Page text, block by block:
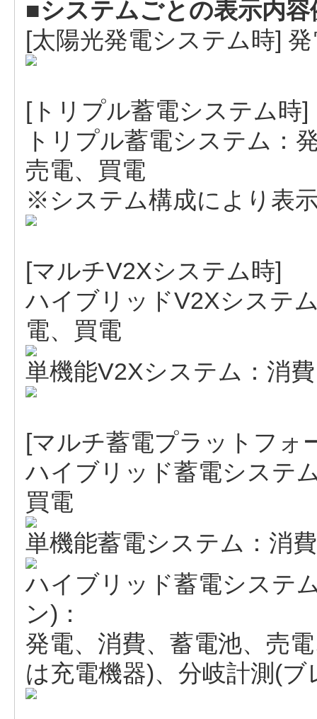
■システムごとの表示内容
[太陽光発電システム時]
[トリプル蓄電システム時]
トリプル蓄電システム：
売電、買電
※システム構成により表
[マルチV2Xシステム時]
ハイブリッドV2Xシステ
電、買電
単機能V2Xシステム：消
[マルチ蓄電プラットフォ
ハイブリッド蓄電システ
買電
単機能蓄電システム：消
ハイブリッド蓄電システ
ン)：
発電、消費、蓄電池、売
は充電機器)、分岐計測(